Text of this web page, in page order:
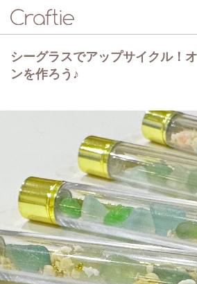
シーグラスでアップサイクル！
ンを作ろう♪